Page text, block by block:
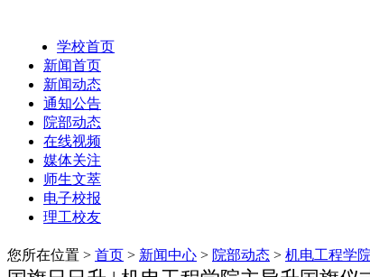
学校首页
新闻首页
新闻动态
通知公告
院部动态
在线视频
媒体关注
师生文萃
电子校报
理工校友
您所在位置 > 首页 > 新闻中心 > 院部动态 > 机电工程学院